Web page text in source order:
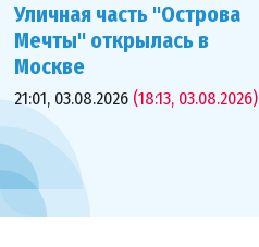
Уличная часть "Острова
Мечты" открылась в
Москве
21:01, 03.08.2026 (18:13, 03.08.2026)